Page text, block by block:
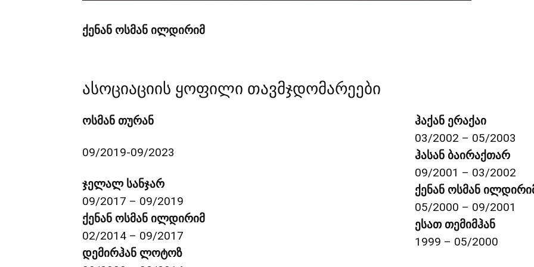
ქენან ოსმან ილდირიმ
ასოციაციის ყოფილი თავმჯდომარეები
ოსმან თურან
09/2019-09/2023
ჯელალ სანჯარ
09/2017 – 09/2019
ქენან ოსმან ილდირიმ
02/2014 – 09/2017
დემირჰან ლოტოზ
ჰაქან ერაქაი
03/2002 – 05/2003
ჰასან ბაირაქთარ
09/2001 – 03/2002
ქენან ოსმან
05/2000 – 09/2001
ესათ თემიმჰან
1999 – 05/2000